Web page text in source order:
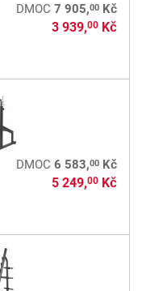
DMOC 7 905,00Kč
3 939,00Kč
DMOC 6 583,00Kč
5 249,00Kč